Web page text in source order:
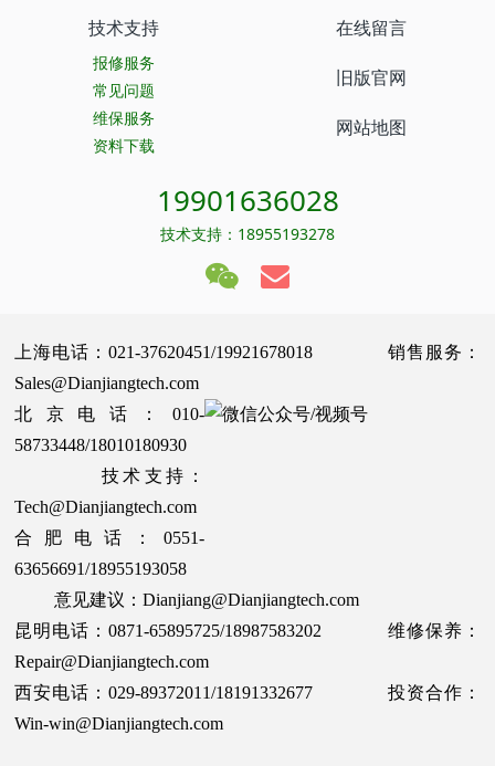
技术支持
报修服务
常见问题
维保服务
资料下载
在线留言
旧版官网
网站地图
19901636028
技术支持：18955193278
上海电话：021-37620451/19921678018 销售服务：
Sales@Dianjiangtech.com
北京电话：010-
58733448/18010180930
技术支持：
Tech@Dianjiangtech.com
合肥电话：0551-
63656691/18955193058
意见建议：Dianjiang@Dianjiangtech.com
昆明电话：0871-65895725/18987583202 维修保养：
Repair@Dianjiangtech.com
西安电话：029-89372011/18191332677 投资合作：
Win-win@Dianjiangtech.com